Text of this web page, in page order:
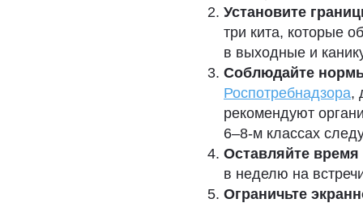
Установите
три кита, которые
в выходные и
Соблюдайте
Роспотребнадзора,
рекомендуют
6–8-м классах
Оставляйте
в неделю на
Ограничьте